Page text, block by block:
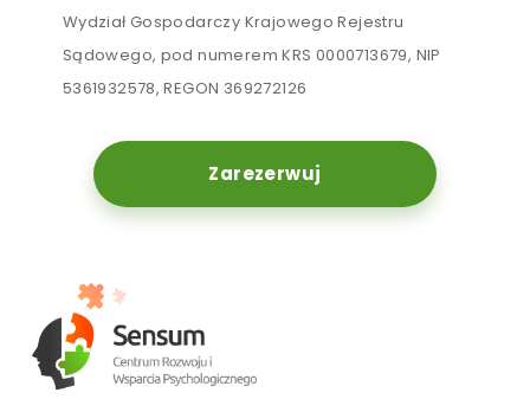
Wydział Gospodarczy Krajowego Rejestru
Sądowego, pod numerem KRS 0000713679, NIP
5361932578, REGON 369272126
Zarezerwuj